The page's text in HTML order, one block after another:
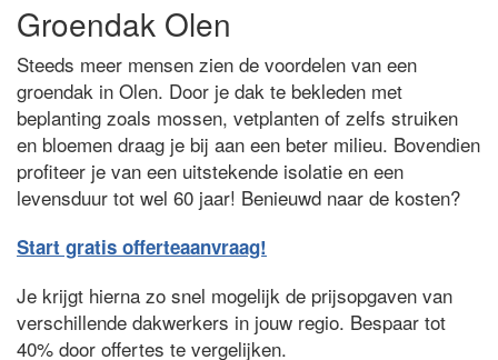
Groendak Olen
Steeds meer mensen zien de voordelen van een
groendak in Olen. Door je dak te bekleden met
beplanting zoals mossen, vetplanten of zelfs struiken
en bloemen draag je bij aan een beter milieu. Bovendien
profiteer je van een uitstekende isolatie en een
levensduur tot wel 60 jaar! Benieuwd naar de kosten?
Start gratis offerteaanvraag!
Je krijgt hierna zo snel mogelijk de prijsopgaven van
verschillende dakwerkers in jouw regio. Bespaar tot
40% door offertes te vergelijken.